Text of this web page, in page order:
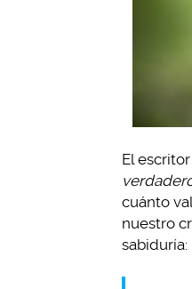
El
cuánto
nuestro
sabiduría: